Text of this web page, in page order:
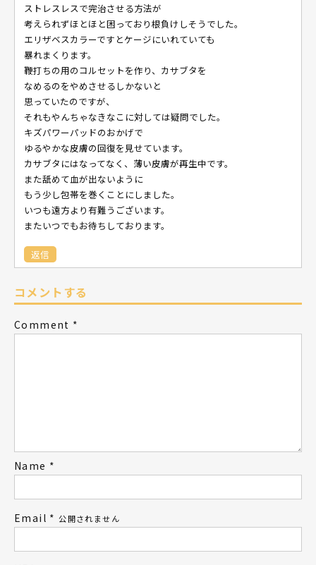
ストレスレスで完治させる方法が
考えられずほとほと困っており根負けしそうでした。
エリザベスカラーですとケージにいれていても
暴れまくります。
鞭打ちの用のコルセットを作り、カサブタを
なめるのをやめさせるしかないと
思っていたのですが、
それもやんちゃなきなこに対しては疑問でした。
キズパワーパッドのおかげで
ゆるやかな皮膚の回復を見せています。
カサブタにはなってなく、薄い皮膚が再生中です。
また舐めて血が出ないように
もう少し包帯を巻くことにしました。
いつも遠方より有難うございます。
またいつでもお待ちしております。
返信
コメントする
Comment *
Name *
Email * 公開されません